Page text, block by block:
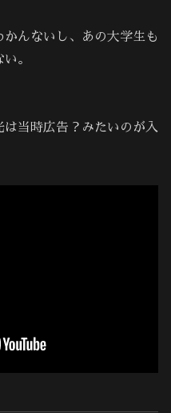
んないし、あの大学生も
。
当時広告？みたいのが入